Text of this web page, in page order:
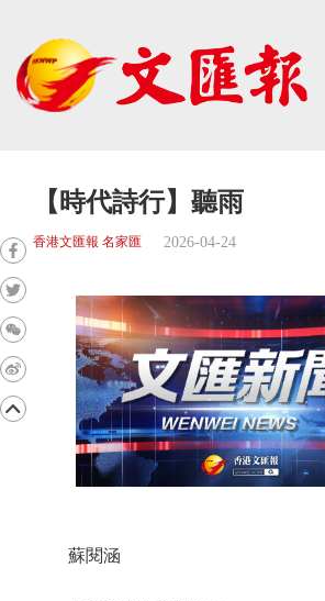
【時代詩行】聽雨
香港文匯報 名家匯 2026-04-24
蘇閱涵